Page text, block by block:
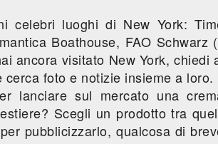
celebri luoghi di New York:
Boathouse, FAO Schwarz
ancora visitato New York, chiedi
foto e notizie insieme a loro.
lanciare sul mercato una
Scegli un prodotto tra
pubblicizzarlo, qualcosa di